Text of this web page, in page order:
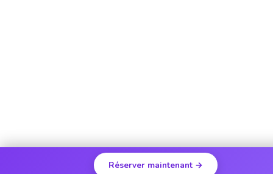
Réserver maintenant →